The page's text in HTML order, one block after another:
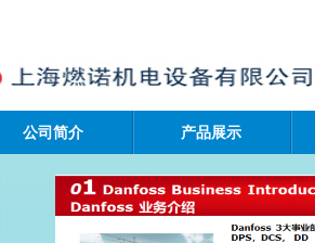
公司简介 产品展示